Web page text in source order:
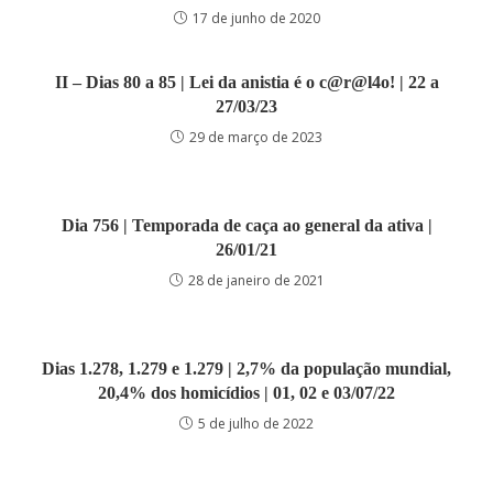
17 de junho de 2020
II – Dias 80 a 85 | Lei da anistia é o c@r@l4o! | 22 a
27/03/23
29 de março de 2023
Dia 756 | Temporada de caça ao general da ativa |
26/01/21
28 de janeiro de 2021
Dias 1.278, 1.279 e 1.279 | 2,7% da população mundial,
20,4% dos homicídios | 01, 02 e 03/07/22
5 de julho de 2022